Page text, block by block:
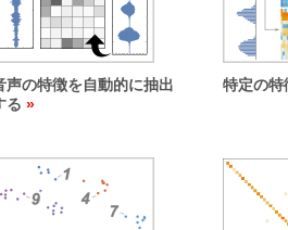
声の特徴を自動的に抽出
る
特定の特